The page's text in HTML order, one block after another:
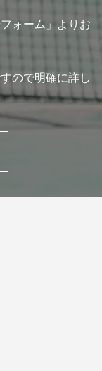
ォーム」よりお
ので明確に詳し